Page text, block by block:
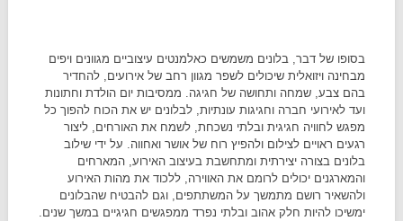
בסופו של דבר, בלונים משמשים כאלמנטים עיצוביים מגוונים ויפים
מבחינה ויזואלית שיכולים לשפר מגוון רחב של אירועים, להחדיר
בהם צבע, שמחה ותחושה של חגיגה. ממסיבות יום הולדת וחתונות
ועד לאירועי חברה וחגיגות עונתיות, לבלונים יש את הכוח להפוך כל
מפגש לחוויה חגיגית ובלתי נשכחת, לשמח את האורחים, ליצור
רגעים ראויים לצילום ולהפיץ רוח של אושר ואחווה. על ידי שילוב
בלונים בצורה יצירתית ומתחשבת בעיצוב האירוע, המארחים
והמארגנים יכולים לרומם את האווירה, ללכוד את מהות האירוע
ולהשאיר רושם מתמשך על המשתתפים, וגם להבטיח שהבלונים
ימשיכו להיות חלק אהוב ובלתי נפרד ממפגשים חגיגיים במשך שנים.